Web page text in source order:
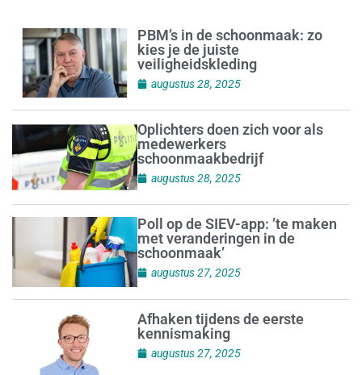
PBM’s in de schoonmaak: zo
kies je de juiste
veiligheidskleding
augustus 28, 2025
Oplichters doen zich voor als
medewerkers
schoonmaakbedrijf
augustus 28, 2025
Poll op de SIEV-app: ’te maken
met veranderingen in de
schoonmaak’
augustus 27, 2025
Afhaken tijdens de eerste
kennismaking
augustus 27, 2025